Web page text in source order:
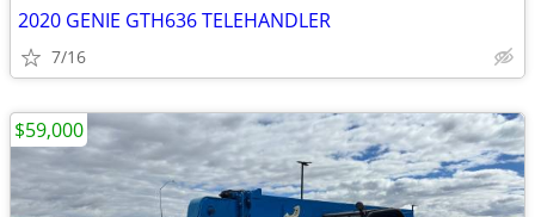
2020 GENIE GTH636 TELEHANDLER
7/16
$59,000